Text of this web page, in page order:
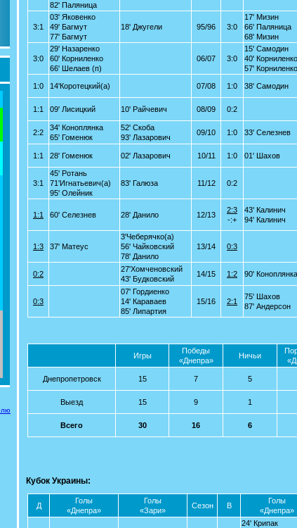
82' Паляница
3:1
03' Яковенко
49' Багмут
77' Багмут
18' Джугели 95/96 3:0
17' Мизин
66' Паляница
68' Мизин
3:0
29' Назаренко
60' Корниленко
66' Шелаев (п)
06/07 3:0
15' Самодин
40' Корниленко
57' Корниленко
1:0 14'Коротецкий(а) 07/08 1:0 38' Самодин
1:1 09' Лисицкий 10' Райчевич 08/09 0:2
2:2
34' Коноплянка
65' Гоменюк
52' Скоба
93' Лазарович
09/10 1:0 33' Селезнев
1:1 28' Гоменюк 02' Лазарович 10/11 1:0 01' Шахов
3:1
45' Ротань
71'Игнатьевич(а)
95' Олейник
83' Галюза 11/12 0:2
1:1 60' Селезнев 28' Данило 12/13
2:3
-:+
43' Калинич
94' Калинич
1:3 37' Матеус
3'Чеберячко(а)
56' Чайковский
78' Данило
13/14 0:3
0:2
27'Хомченовский
43' Будковский
14/15 1:2 90' Коноплянка
0:3
07' Гордиенко
14' Караваев
85' Липартия
15/16 2:1
75' Шахов
87' Андерсон
Игры
Победы
«Днепра»
Ничьи
Днепропетровск 15 7 5
Выезд 15 9 1
Всего 30 16 6
Кубок Украины:
Д
Голы
«Днепра»
Голы
«Зари»
Сезон В
Голы
«Днепра»
24' Крипак